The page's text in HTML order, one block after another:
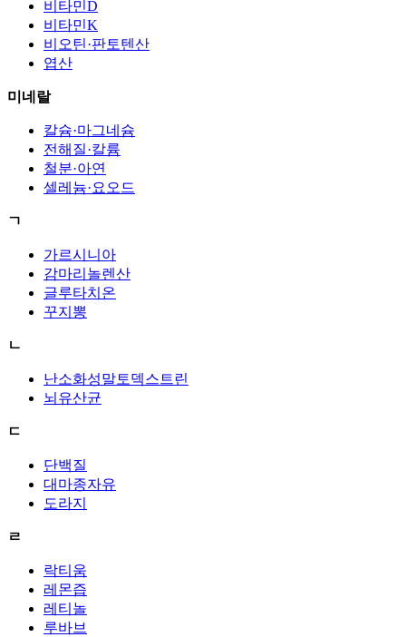
비타민D
비타민K
비오틴·판토텐산
엽산
미네랄
칼슘·마그네슘
전해질·칼륨
철분·아연
셀레늄·요오드
ㄱ
가르시니아
감마리놀렌산
글루타치온
꾸지뽕
ㄴ
난소화성말토덱스트린
뇌유산균
ㄷ
단백질
대마종자유
도라지
ㄹ
락티움
레몬즙
레티놀
루바브